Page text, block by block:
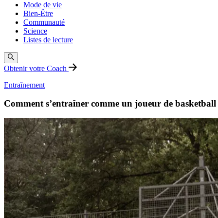
Mode de vie
Bien-Être
Communauté
Science
Listes de lecture
Obtenir votre Coach
Entraînement
Comment s’entraîner comme un joueur de basketball